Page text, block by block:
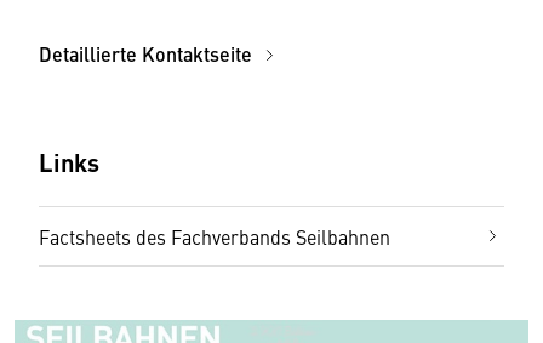
Detaillierte Kontaktseite
Links
Factsheets des Fachverbands Seilbahnen